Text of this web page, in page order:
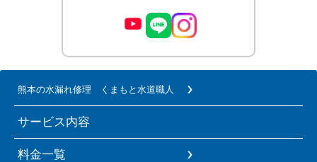
熊本の水漏れ修理 くまもと水道職人
サービス内容
料金一覧